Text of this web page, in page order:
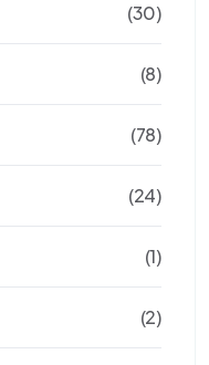
(30)
(8)
(78)
(24)
(1)
(2)